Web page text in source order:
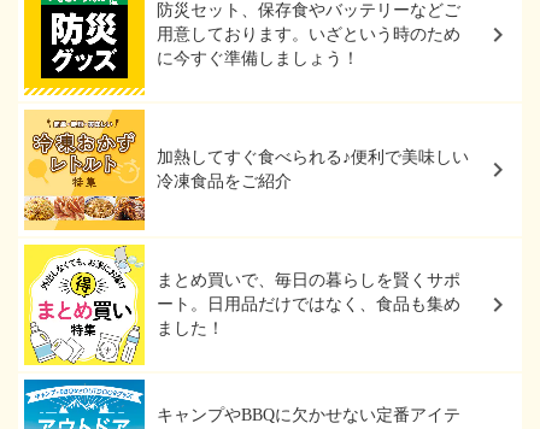
防災セット、保存食やバッテリーなどご
用意しております。いざという時のため
に今すぐ準備しましょう！
加熱してすぐ食べられる♪便利で美味しい
冷凍食品をご紹介
まとめ買いで、毎日の暮らしを賢くサポ
ート。日用品だけではなく、食品も集め
ました！
キャンプやBBQに欠かせない定番アイテ